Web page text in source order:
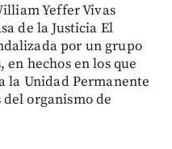
Yeffer Vivas
de la Justicia El
por un grupo
en hechos en los que
la Unidad Permanente
organismo de